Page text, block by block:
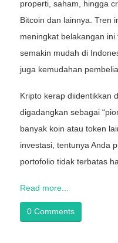
properti, saham, hingga
Bitcoin dan lainnya. Tren
meningkat belakangan
semakin mudah di
juga kemudahan
Kripto kerap diidentikkan
digadangkan sebagai
banyak koin atau token
investasi, tentunya Anda
portofolio tidak terbatas
Read more...
0 Comments